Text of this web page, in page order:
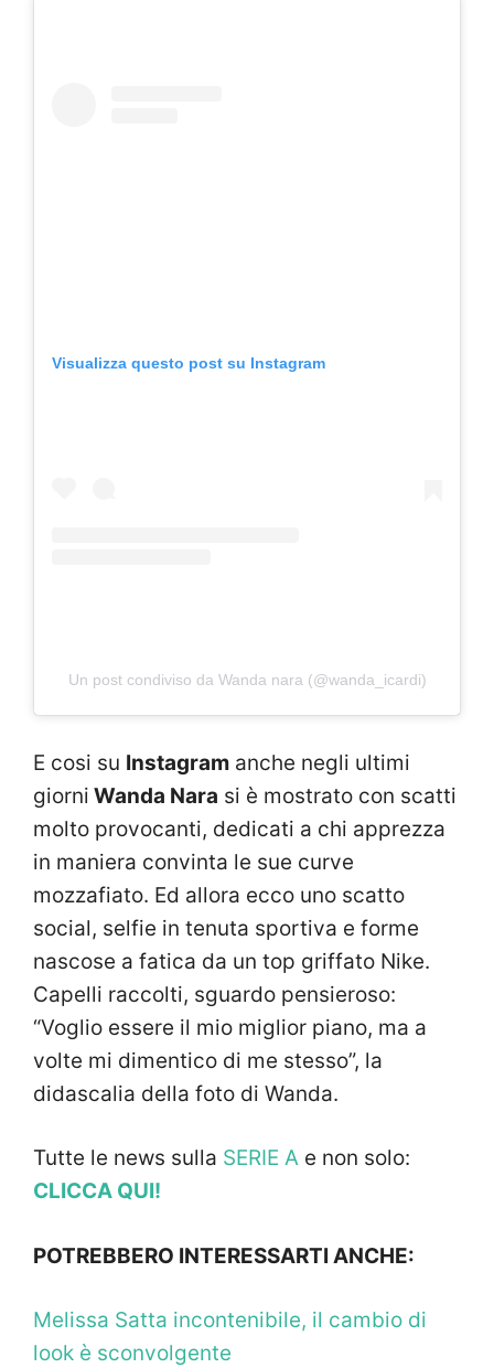
Visualizza questo post su Instagram
Un post condiviso da Wanda nara (@wanda_icardi)
E cosi su Instagram anche negli ultimi
giorni Wanda Nara si è mostrato con scatti
molto provocanti, dedicati a chi apprezza
in maniera convinta le sue curve
mozzafiato. Ed allora ecco uno scatto
social, selfie in tenuta sportiva e forme
nascose a fatica da un top griffato Nike.
Capelli raccolti, sguardo pensieroso:
“Voglio essere il mio miglior piano, ma a
volte mi dimentico di me stesso”, la
didascalia della foto di Wanda.
Tutte le news sulla SERIE A e non solo:
CLICCA QUI!
POTREBBERO INTERESSARTI ANCHE:
Melissa Satta incontenibile, il cambio di
look è sconvolgente